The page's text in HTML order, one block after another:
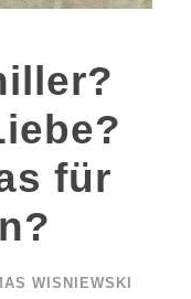
für
WISNIEWSKI